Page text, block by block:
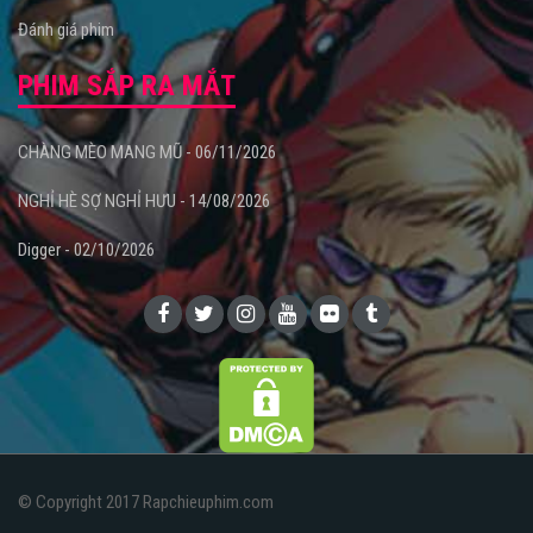
Đánh giá phim
PHIM SẮP RA MẮT
CHÀNG MÈO MANG MŨ - 06/11/2026
NGHỈ HÈ SỢ NGHỈ HƯU - 14/08/2026
Digger - 02/10/2026
© Copyright 2017 Rapchieuphim.com